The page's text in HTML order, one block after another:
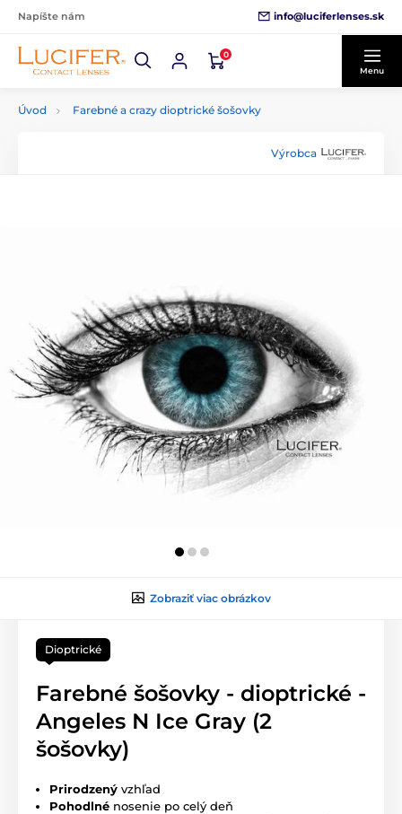
Napíšte nám info@luciferlenses.sk
0
Menu
Úvod Farebné a crazy dioptrické šošovky
Výrobca
Zobraziť viac obrázkov
Dioptrické
Farebné šošovky - dioptrické -
Angeles N Ice Gray (2
šošovky)
Prirodzený vzhľad
Pohodlné nosenie po celý deň